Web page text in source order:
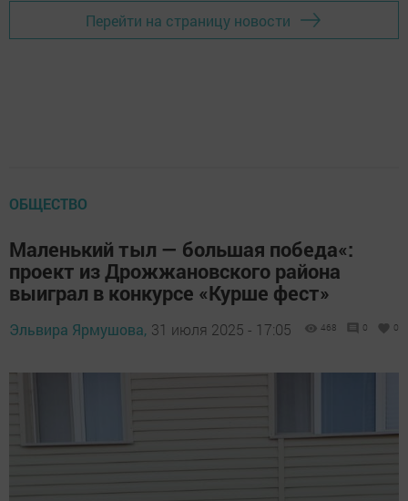
Перейти на страницу новости
ОБЩЕСТВО
Маленький тыл — большая победа«:
проект из Дрожжановского района
выиграл в конкурсе «Курше фест»
Эльвира Ярмушова, 31 июля 2025 - 17:05 468 0 0